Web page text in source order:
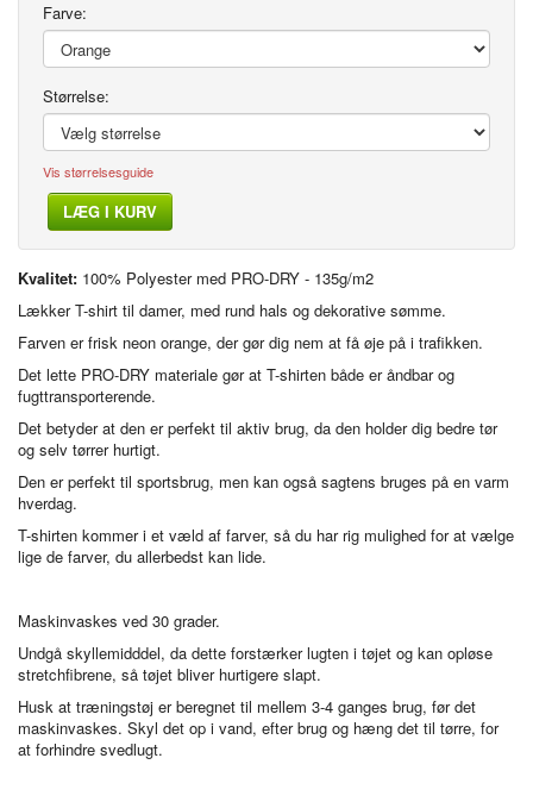
Vis størrelsesguide
Farve:
Størrelse:
LÆG I KURV
Kvalitet: 100% Polyester med PRO-DRY - 135g/m2
Lækker T-shirt til damer, med rund hals og dekorative sømme.
Farven er frisk neon orange, der gør dig nem at få øje på i trafikken.
Det lette PRO-DRY materiale gør at T-shirten både er åndbar og
fugttransporterende.
Det betyder at den er perfekt til aktiv brug, da den holder dig bedre tør
og selv tørrer hurtigt.
Den er perfekt til sportsbrug, men kan også sagtens bruges på en varm
hverdag.
T-shirten kommer i et væld af farver, så du har rig mulighed for at vælge
lige de farver, du allerbedst kan lide.
Maskinvaskes ved 30 grader.
Undgå skyllemidddel, da dette forstærker lugten i tøjet og kan opløse
stretchfibrene, så tøjet bliver hurtigere slapt.
Husk at træningstøj er beregnet til mellem 3-4 ganges brug, før det
maskinvaskes. Skyl det op i vand, efter brug og hæng det til tørre, for
at forhindre svedlugt.